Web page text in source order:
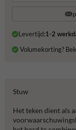
Levertijd:1-2
Volumekorting?
Stuw
Het teken dient als